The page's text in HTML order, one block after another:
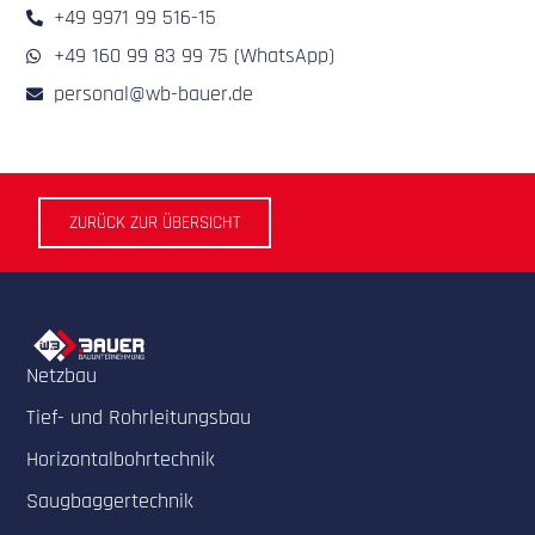
+49 9971 99 516-15
+49 160 99 83 99 75 (WhatsApp)
personal@wb-bauer.de
ZURÜCK ZUR ÜBERSICHT
Netzbau
Tief- und Rohrleitungsbau
Horizontalbohrtechnik
Saugbaggertechnik